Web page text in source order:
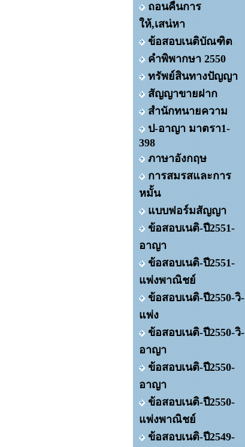
ถอนคืนการ
ให้,เสน่หา
ข้อสอบเนติบัณฑิต
คำพิพากษา 2550
ทรัพย์สินทางปัญญา
สัญญาขายฝาก
สำนักทนายความ
ป-อาญา มาตรา1-
398
ภาษาอังกฤษ
การสมรสและการ
หมั้น
แบบฟอร์มสัญญา
ข้อสอบเนติ-ปี2551-
อาญา
ข้อสอบเนติ-ปี2551-
แพ่งพาณิชย์
ข้อสอบเนติ-ปี2550-วิ-
แพ่ง
ข้อสอบเนติ-ปี2550-วิ-
อาญา
ข้อสอบเนติ-ปี2550-
อาญา
ข้อสอบเนติ-ปี2550-
แพ่งพาณิชย์
ข้อสอบเนติ-ปี2549-